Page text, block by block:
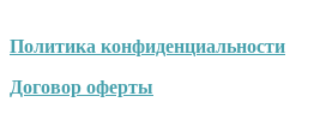
Политика конфиденциальности
Договор оферты